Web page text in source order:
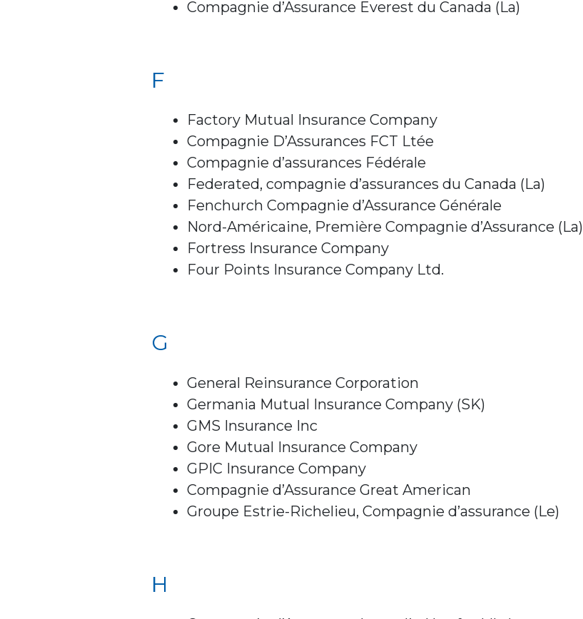
Compagnie d’Assurance Everest du Canada (La)
F
Factory Mutual Insurance Company
Compagnie D’Assurances FCT Ltée
Compagnie d’assurances Fédérale
Federated, compagnie d’assurances du Canada (La)
Fenchurch Compagnie d’Assurance Générale
Nord-Américaine, Première Compagnie d’Assurance (La)
Fortress Insurance Company
Four Points Insurance Company Ltd.
G
General Reinsurance Corporation
Germania Mutual Insurance Company (SK)
GMS Insurance Inc
Gore Mutual Insurance Company
GPIC Insurance Company
Compagnie d’Assurance Great American
Groupe Estrie-Richelieu, Compagnie d’assurance (Le)
H